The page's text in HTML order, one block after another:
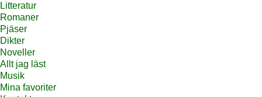
Litteratur
Romaner
Pjäser
Dikter
Noveller
Allt jag läst
Musik
Mina favoriter